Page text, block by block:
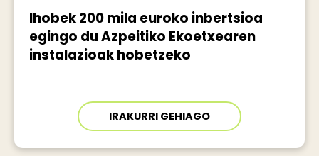
Ihobek 200 mila euroko inbertsioa
egingo du Azpeitiko Ekoetxearen
instalazioak hobetzeko
IRAKURRI GEHIAGO